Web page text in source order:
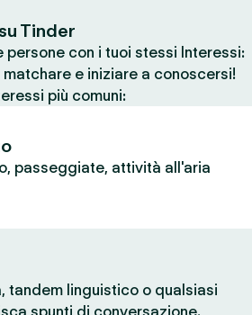
Tinder
persone con i tuoi stessi Interessi:
e iniziare a conoscersi!
più comuni:
passeggiate, attività all'aria
tandem linguistico o qualsiasi
spunti di conversazione.